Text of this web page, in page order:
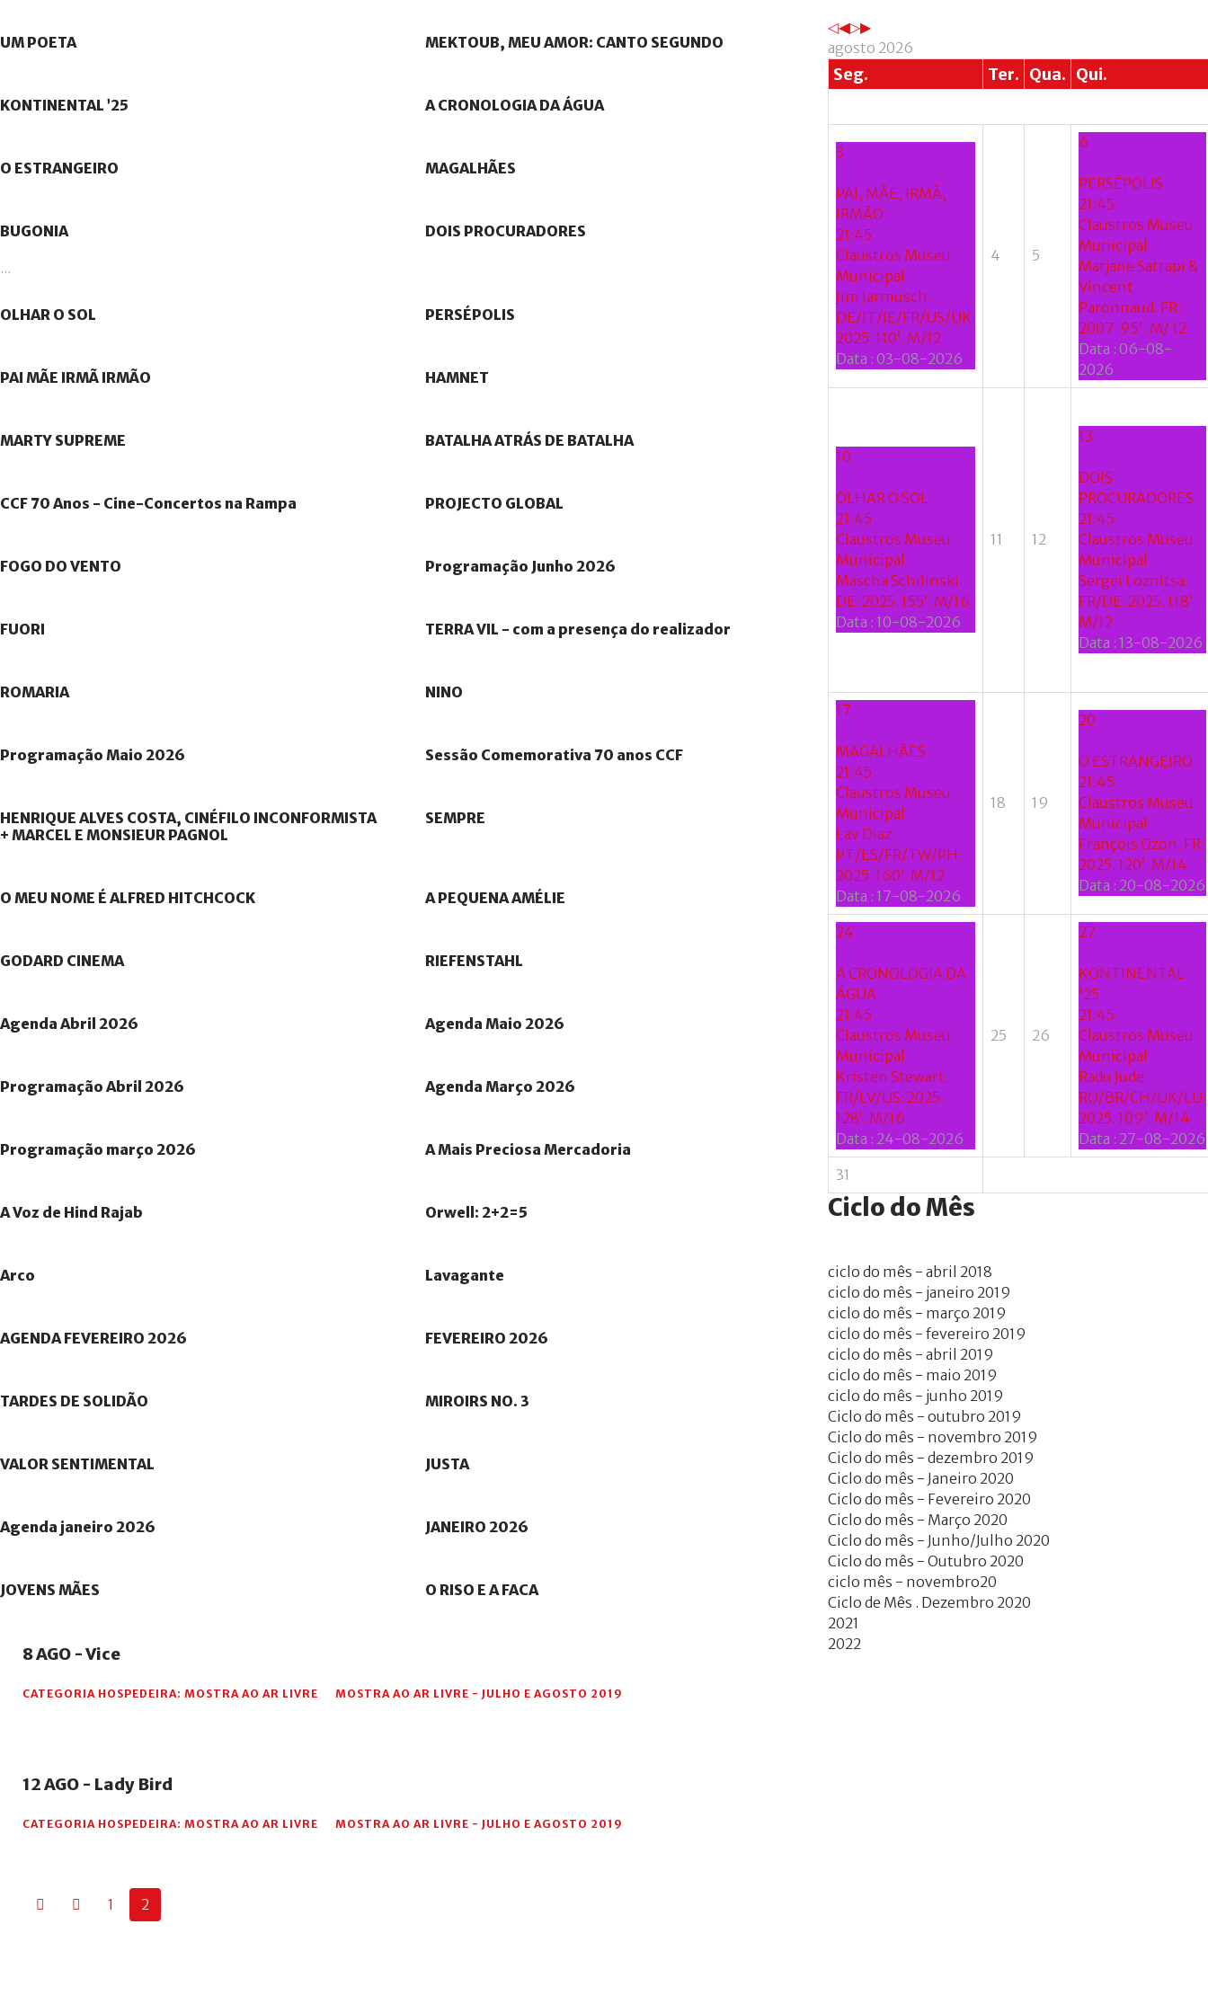
UM POETA MEKTOUB, MEU AMOR: CANTO SEGUNDO
KONTINENTAL ’25 A CRONOLOGIA DAÁGUA
O ESTRANGEIRO MAGALHÃES
BUGONIA
...
DOIS PROCURADORES
OLHAR O SOL PERSÉPOLIS
PAI MÃE IRMÃ IRMÃO HAMNET
MARTY SUPREME BATALHAATRÁS DE BATALHA
CCF 70 Anos - Cine-Concertos na Rampa PROJECTO GLOBAL
FOGO DO VENTO Programação Junho 2026
FUORI TERRAVIL - com a presença do realizador
ROMARIA NINO
Programação Maio 2026 Sessão Comemorativa 70 anos CCF
HENRIQUE ALVES COSTA, CINÉFILO INCONFORMISTA
+ MARCEL E MONSIEUR PAGNOL
SEMPRE
O MEU NOME É ALFRED HITCHCOCK A PEQUENAAMÉLIE
GODARD CINEMA RIEFENSTAHL
Agenda Abril 2026 Agenda Maio 2026
Programação Abril 2026 Agenda Março 2026
Programação março 2026 AMais Preciosa Mercadoria
AVoz de Hind Rajab Orwell: 2+2=5
Arco Lavagante
AGENDA FEVEREIRO 2026 FEVEREIRO 2026
TARDES DE SOLIDÃO MIROIRS NO. 3
VALOR SENTIMENTAL JUSTA
Agenda janeiro 2026 JANEIRO 2026
JOVENS MÃES O RISO E A FACA
8AGO -Vice
CATEGORIA HOSPEDEIRA: MOSTRA AO AR LIVRE MOSTRA AO AR LIVRE - JULHO E AGOSTO 2019
12AGO - Lady Bird
CATEGORIA HOSPEDEIRA: MOSTRA AO AR LIVRE MOSTRA AO AR LIVRE - JULHO E AGOSTO 2019
1 2
agosto 2026
Seg. Ter. Qua. Qui.
3
PAI, MÃE, IRMÃ,
IRMÃO
21:45
Claustros Museu
Municipal
Jim Jarmusch.
DE/IT/IE/FR/US/UK:
2025. 110’. M/12
Data : 03-08-2026
4 5
6
PERSÉPOLIS
21:45
Claustros Museu
Municipal
Marjane Satrapi &
Vincent
Paronnaud. FR:
2007. 95'. M/ 12
Data : 06-08-
2026
10
OLHAR O SOL
21:45
Claustros Museu
Municipal
Mascha Schilinski.
DE: 2025. 155’. M/16
Data : 10-08-2026
11 12
13
DOIS
PROCURADORES
21:45
Claustros Museu
Municipal
Sergei Loznitsa.
FR/DE: 2025. 118’.
M/12
Data : 13-08-2026
17
MAGALHÃES
21:45
Claustros Museu
Municipal
Lav Diaz.
PT/ES/FR/TW/PH:
2025. 160’. M/12
Data : 17-08-2026
18 19
20
O ESTRANGEIRO
21:45
Claustros Museu
Municipal
François Ozon. FR:
2025. 120’. M/14
Data : 20-08-2026
24
A CRONOLOGIA DA
ÁGUA
21:45
Claustros Museu
Municipal
Kristen Stewart.
FR/LV/US: 2025.
128’. M/16
Data : 24-08-2026
25 26
27
KONTINENTAL
'25
21:45
Claustros Museu
Municipal
Radu Jude.
RO/BR/CH/UK/LU:
2025. 109’. M/14
Data : 27-08-2026
31
Ciclo doMês
ciclo do mês - abril 2018
ciclo do mês - janeiro 2019
ciclo do mês - março 2019
ciclo do mês - fevereiro 2019
ciclo do mês - abril 2019
ciclo do mês - maio 2019
ciclo do mês - junho 2019
Ciclo do mês - outubro 2019
Ciclo do mês - novembro 2019
Ciclo do mês - dezembro 2019
Ciclo do mês - Janeiro 2020
Ciclo do mês - Fevereiro 2020
Ciclo do mês - Março 2020
Ciclo do mês - Junho/Julho 2020
Ciclo do mês - Outubro 2020
ciclo mês - novembro20
Ciclo de Mês . Dezembro 2020
2021
2022
se
do
nome
utilizador?
/
se
Login
with
+